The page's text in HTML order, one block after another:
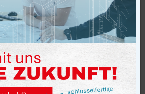
Gronau-Ahaus